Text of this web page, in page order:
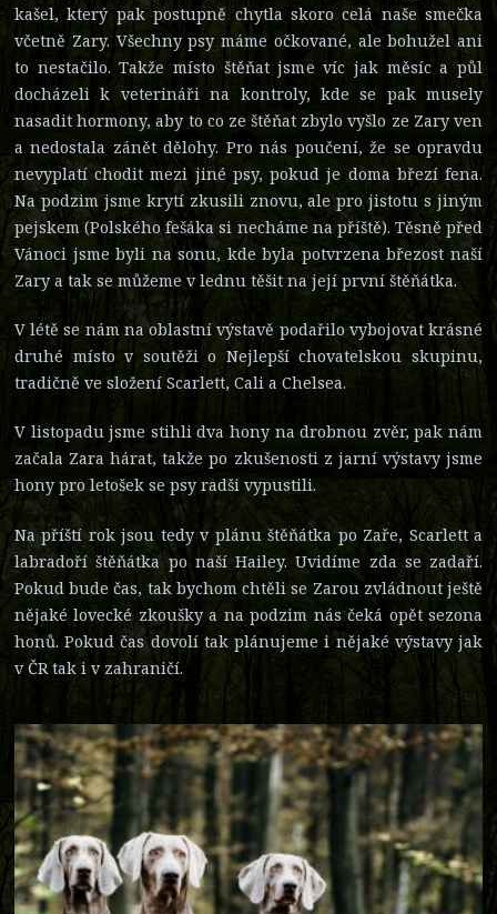
kašel, který pak postupně chytla skoro celá naše smečka
včetně Zary. Všechny psy máme očkované, ale bohužel ani
to nestačilo. Takže místo štěňat jsme víc jak měsíc a půl
docházeli k veterináři na kontroly, kde se pak musely
nasadit hormony, aby to co ze štěňat zbylo vyšlo ze Zary ven
a nedostala zánět dělohy. Pro nás poučení, že se opravdu
nevyplatí chodit mezi jiné psy, pokud je doma březí fena.
Na podzim jsme krytí zkusili znovu, ale pro jistotu s jiným
pejskem (Polského fešáka si necháme na příště). Těsně před
Vánoci jsme byli na sonu, kde byla potvrzena březost naší
Zary a tak se můžeme v lednu těšit na její první štěňátka.
V létě se nám na oblastní výstavě podařilo vybojovat krásné
druhé místo v soutěži o Nejlepší chovatelskou skupinu,
tradičně ve složení Scarlett, Cali a Chelsea.
V listopadu jsme stihli dva hony na drobnou zvěr, pak nám
začala Zara hárat, takže po zkušenosti z jarní výstavy jsme
hony pro letošek se psy radši vypustili.
Na příští rok jsou tedy v plánu štěňátka po Zaře, Scarlett a
labradoří štěňátka po naší Hailey. Uvidíme zda se zadaří.
Pokud bude čas, tak bychom chtěli se Zarou zvládnout ještě
nějaké lovecké zkoušky a na podzim nás čeká opět sezona
honů. Pokud čas dovolí tak plánujeme i nějaké výstavy jak
v ČR tak i v zahraničí.